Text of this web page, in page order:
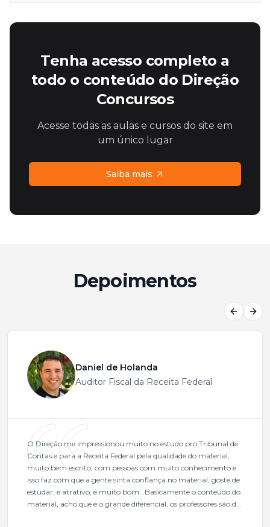
Tenha acesso completo a
todo o conteúdo do Direção
Concursos
Acesse todas as aulas e cursos do site em
um único lugar
Saiba mais
Depoimentos
Daniel de Holanda
Auditor Fiscal da Receita Federal
O Direção me impressionou muito no estudo pro Tribunal de
Contas e para a Receita Federal pela qualidade do material,
muito bem escrito, com pessoas com muito conhecimento e
isso faz com que a gente sinta confiança no material, goste de
estudar, é atrativo, é muito bom...Basicamente o conteúdo do
material, acho que é o grande diferencial, os professores são de